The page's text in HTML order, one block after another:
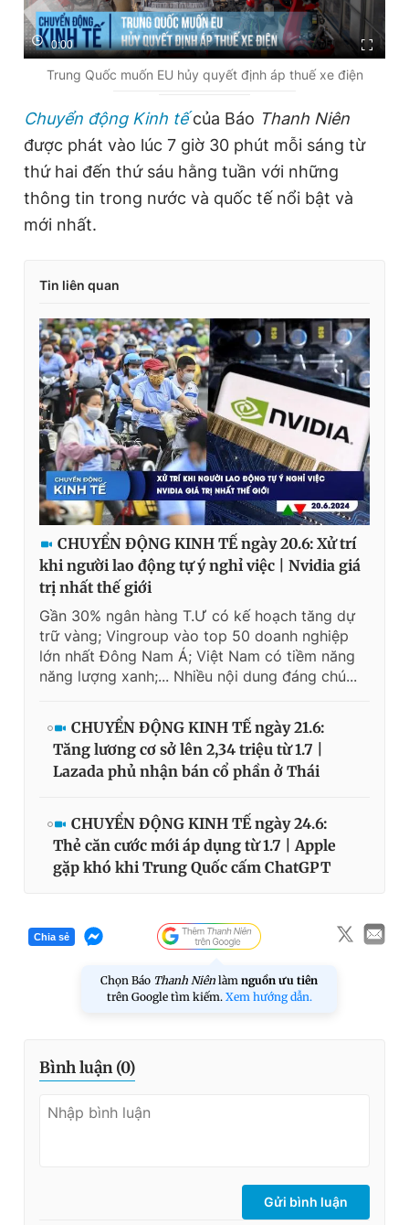
0:00
Trung Quốc muốn EU hủy quyết định áp thuế xe điện
Chuyển động Kinh tếcủa Báo Thanh Niên
được phát vào lúc 7 giờ 30 phút mỗi sáng từ
thứ hai đến thứ sáu hằng tuần với những
thông tin trong nước và quốc tế nổi bật và
mới nhất.
Tin liên quan
CHUYỂN ĐỘNG KINH TẾ ngày 20.6: Xử trí
khi người lao động tự ý nghỉ việc | Nvidia giá
trị nhất thế giới
Gần 30% ngân hàng T.Ư có kế hoạch tăng dự
trữ vàng; Vingroup vào top 50 doanh nghiệp
lớn nhất Đông Nam Á; Việt Nam có tiềm năng
năng lượng xanh;... Nhiều nội dung đáng chú...
CHUYỂN ĐỘNG KINH TẾ ngày 21.6:
Tăng lương cơ sở lên 2,34 triệu từ 1.7 |
Lazada phủ nhận bán cổ phần ở Thái
CHUYỂN ĐỘNG KINH TẾ ngày 24.6:
Thẻ căn cước mới áp dụng từ 1.7 | Apple
gặp khó khi Trung Quốc cấm ChatGPT
Chia sẻ
Chọn Báo Thanh Niên làm nguồn ưu tiên
trên Google tìm kiếm. Xem hướng dẫn.
Bình luận (0)
Gửi bình luận